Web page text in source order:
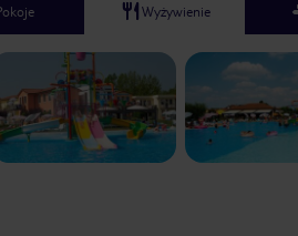
Wyżywienie